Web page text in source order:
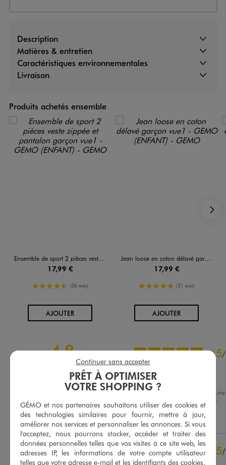
Description
Matières & entretien
Caractéristiques environnementales
Livraison
Produits achetés ensemble
Ensemble de sport 2 pièces veste zippée et pantalon garçon
17,99 €
4.5/5 de moyenne
(36 avis)
AJOUTERAU PANIER
Jean loose en coton délavé garçon
17,99 €
5/5 de moyenne
(31 avis)
AJOUTERAU PANIER
4.8/5
Basé sur 54 avis soumis à un
contrôle
Voir tous les avis sur ce site
étoiles
4étoiles
12
3étoiles 0
5/
Avis vérifié et récompensé
Parfait
Avis du 06/08/2026
, suite à
Anne Marie J.
Utile(0) Signaler
5/
Avis vérifié et récompensé
PRÊT À OPTIMISER
VOTRE SHOPPING ?
GÉMO et nos partenaires souhaitons utiliser des cookies et
des technologies similaires pour fournir, mettre à jour,
améliorer nos services et personnaliser les annonces. Si vous
l'acceptez, nous pourrons stocker, accéder et traiter des
données personnelles telles que vos visites à ce site web, les
adresses IP, les informations de votre compte utilisateur
telles que votre adresse e-mail et les identifiants des cookies.
Continuer sans accepter